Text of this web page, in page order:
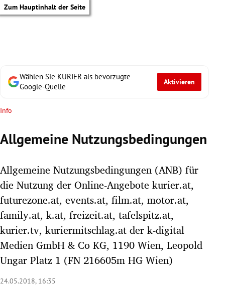
Zum Hauptinhalt der Seite
Untermenü
Untermenü
Untermenü
Untermenü
Wählen Sie KURIER als bevorzugte
Google-Quelle
Aktivieren
Info
Allgemeine Nutzungsbedingungen
Allgemeine Nutzungsbedingungen (ANB) für
die Nutzung der Online-Angebote kurier.at,
futurezone.at, events.at, film.at, motor.at,
family.at, k.at, freizeit.at, tafelspitz.at,
kurier.tv, kuriermitschlag.at der k-digital
Medien GmbH & Co KG, 1190 Wien, Leopold
Ungar Platz 1 (FN 216605m HG Wien)
24.05.2018, 16:35